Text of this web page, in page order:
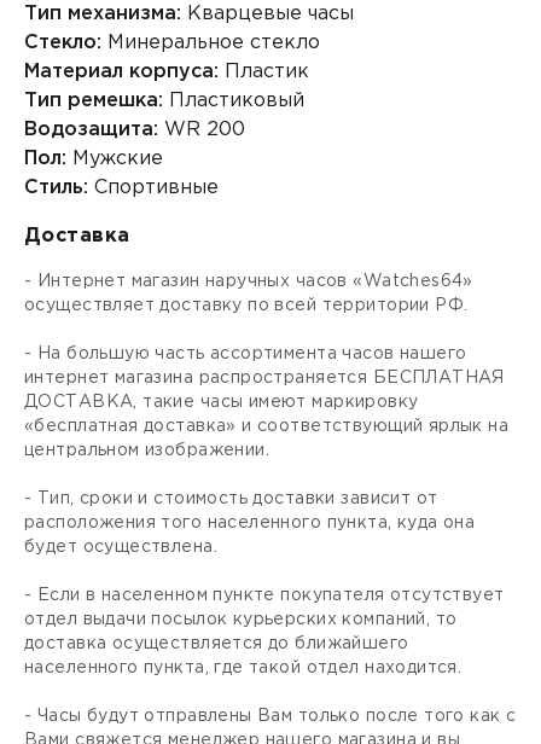
Тип механизма: Кварцевые часы
Стекло: Минеральное стекло
Материал корпуса: Пластик
Тип ремешка: Пластиковый
Водозащита: WR 200
Пол: Мужские
Стиль: Спортивные
Доставка
- Интернет магазин наручных часов «Watches64»
осуществляет доставку по всей территории РФ.
- На большую часть ассортимента часов нашего
интернет магазина распространяется БЕСПЛАТНАЯ
ДОСТАВКА, такие часы имеют маркировку
«бесплатная доставка» и соответствующий ярлык на
центральном изображении.
- Тип, сроки и стоимость доставки зависит от
расположения того населенного пункта, куда она
будет осуществлена.
- Если в населенном пункте покупателя отсутствует
отдел выдачи посылок курьерских компаний, то
доставка осуществляется до ближайшего
населенного пункта, где такой отдел находится.
- Часы будут отправлены Вам только после того как с
Вами свяжется менеджер нашего магазина и вы